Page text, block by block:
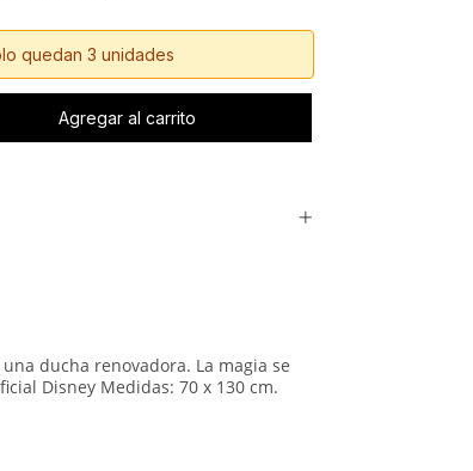
quedan 3 unidades
ducha renovadora. La magia se
Disney Medidas: 70 x 130 cm.